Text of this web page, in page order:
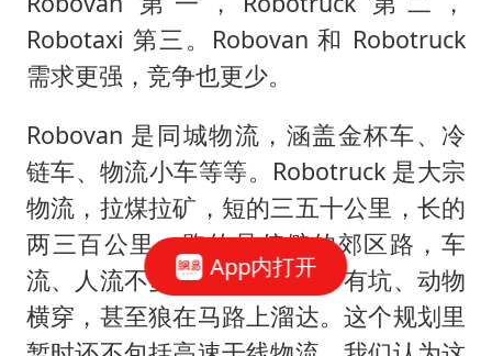
Robotaxi 第三。Robovan 和 Robotruck
需求更强，竞争也更少。
Robovan 是同城物流，涵盖金杯车、冷
链车、物流小车等等。Robotruck 是大宗
物流，拉煤拉矿，短的三五十公里，长的
两三百公里，跑的是偏僻的郊区路，车
流、人流不多，但路况复杂，有坑、动物
横穿，甚至狼在马路上溜达。这个规划里
App内打开